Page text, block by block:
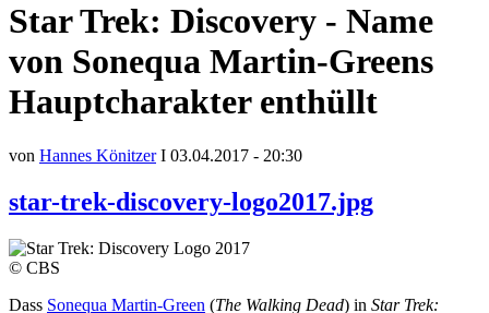
Star Trek: Discovery - Name
von Sonequa Martin-Greens
Hauptcharakter enthüllt
von Hannes KönitzerI 03.04.2017 - 20:30
star-trek-discovery-logo2017.jpg
© CBS
Dass Sonequa Martin-Green (The Walking Dead) in Star Trek: